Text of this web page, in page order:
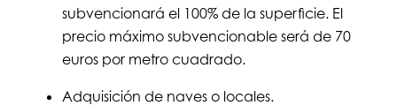
subvencionará el 100% de la superficie. El
precio máximo subvencionable será de 70
euros por metro cuadrado.
Adquisición de naves o locales.